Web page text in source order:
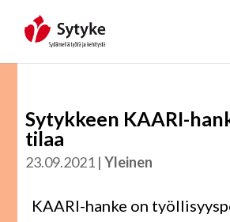
content
Sytykkeen KAARI-
tilaa
23.09.2021 |Yleinen
KAARI-hanke on